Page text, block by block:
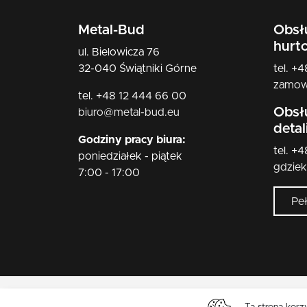
Metal-Bud
ul. Bielowicza 76
32-040 Świątniki Górne
tel. +48 12 444 66 00
biuro@metal-bud.eu
Godziny pracy biura:
poniedziałek - piątek
7:00 - 17:00
tel.
tel.